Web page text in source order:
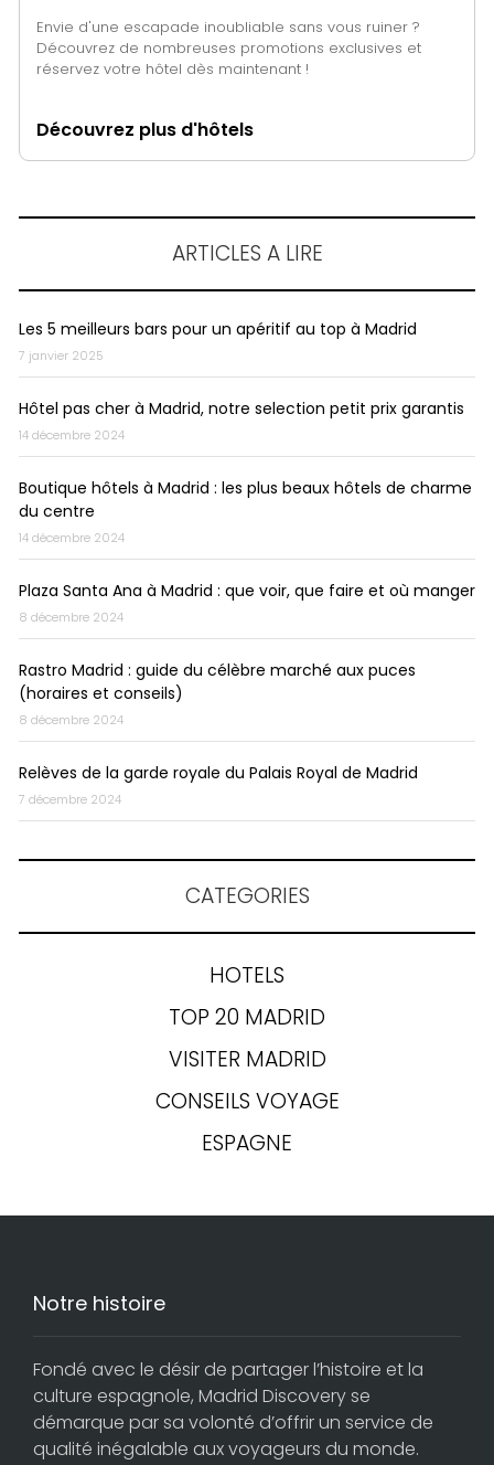
Envie d'une escapade inoubliable sans vous ruiner ?
Découvrez de nombreuses promotions exclusives et
réservez votre hôtel dès maintenant !
Découvrez plus d'hôtels
ARTICLES A LIRE
Les 5 meilleurs bars pour un apéritif au top à Madrid
7 janvier 2025
Hôtel pas cher à Madrid, notre selection petit prix garantis
14 décembre 2024
Boutique hôtels à Madrid : les plus beaux hôtels de charme
du centre
14 décembre 2024
Plaza Santa Ana à Madrid : que voir, que faire et où manger
8 décembre 2024
Rastro Madrid : guide du célèbre marché aux puces
(horaires et conseils)
8 décembre 2024
Relèves de la garde royale du Palais Royal de Madrid
7 décembre 2024
CATEGORIES
HOTELS
TOP 20 MADRID
VISITER MADRID
CONSEILS VOYAGE
ESPAGNE
Notre histoire
Fondé avec le désir de partager l’histoire et la
culture espagnole, Madrid Discovery se
démarque par sa volonté d’offrir un service de
qualité inégalable aux voyageurs du monde.